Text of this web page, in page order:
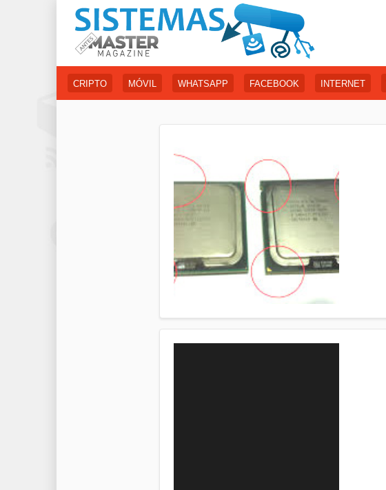
CRIPTO MÓVIL WHATSAPP FACEBOOK INTERNET